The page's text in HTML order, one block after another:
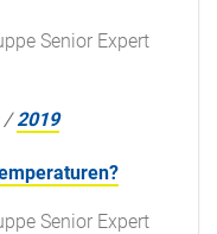
Senior Expert
/2019
Senior Expert